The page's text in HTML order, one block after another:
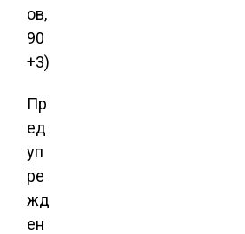
ов,
90
+3)
Пр
ед
уп
ре
жд
ен